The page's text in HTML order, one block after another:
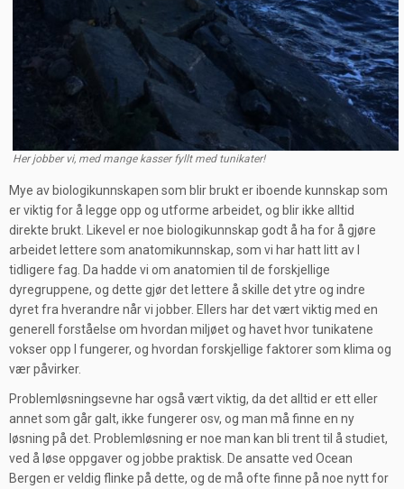
Her jobber vi, med mange kasser fyllt med tunikater!
Mye av biologikunnskapen som blir brukt er iboende kunnskap som
er viktig for å legge opp og utforme arbeidet, og blir ikke alltid
direkte brukt. Likevel er noe biologikunnskap godt å ha for å gjøre
arbeidet lettere som anatomikunnskap, som vi har hatt litt av I
tidligere fag. Da hadde vi om anatomien til de forskjellige
dyregruppene, og dette gjør det lettere å skille det ytre og indre
dyret fra hverandre når vi jobber. Ellers har det vært viktig med en
generell forståelse om hvordan miljøet og havet hvor tunikatene
vokser opp I fungerer, og hvordan forskjellige faktorer som klima og
vær påvirker.
Problemløsningsevne har også vært viktig, da det alltid er ett eller
annet som går galt, ikke fungerer osv, og man må finne en ny
løsning på det. Problemløsning er noe man kan bli trent til å studiet,
ved å løse oppgaver og jobbe praktisk. De ansatte ved Ocean
Bergen er veldig flinke på dette, og de må ofte finne på noe nytt for